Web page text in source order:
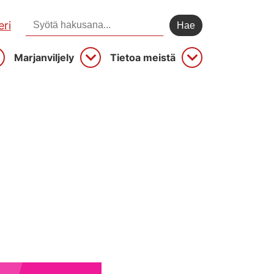
Hae sivustolta:
Marjanviljely Avaa Tietoa meistä Avaa